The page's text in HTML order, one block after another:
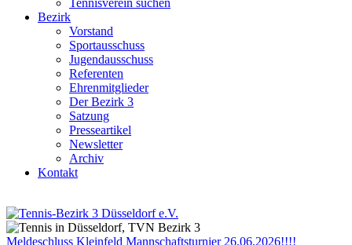
Tennisverein suchen
Bezirk
Vorstand
Sportausschuss
Jugendausschuss
Referenten
Ehrenmitglieder
Der Bezirk 3
Satzung
Presseartikel
Newsletter
Archiv
Kontakt
Meldeschluss Kleinfeld Mannschaftsturnier 26.06.2026!!!!